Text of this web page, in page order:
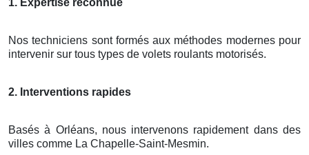
1. Expertise reconnue
Nos techniciens sont formés aux méthodes modernes pour
intervenir sur tous types de volets roulants motorisés.
2. Interventions rapides
Basés à Orléans, nous intervenons rapidement dans des
villes comme La Chapelle-Saint-Mesmin.